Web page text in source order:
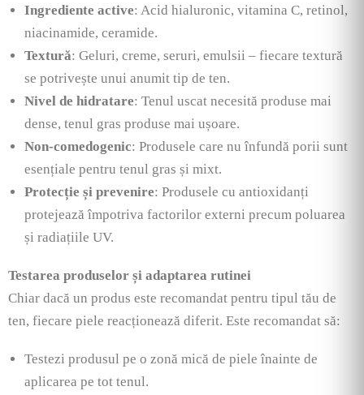
Ingrediente active: Acid hialuronic, vitamina C, retinol,
niacinamide, ceramide.
Textură: Geluri, creme, seruri, emulsii – fiecare textură
se potrivește unui anumit tip de ten.
Nivel de hidratare: Tenul uscat necesită produse mai
dense, tenul gras produse mai ușoare.
Non-comedogenic: Produsele care nu înfundă porii sunt
esențiale pentru tenul gras și mixt.
Protecție și prevenire: Produsele cu antioxidanți
protejează împotriva factorilor externi precum poluarea
și radiațiile UV.
Testarea produselor și adaptarea rutinei
Chiar dacă un produs este recomandat pentru tipul tău de
ten, fiecare piele reacționează diferit. Este recomandat să:
Testezi produsul pe o zonă mică de piele înainte de
aplicarea pe tot tenul.